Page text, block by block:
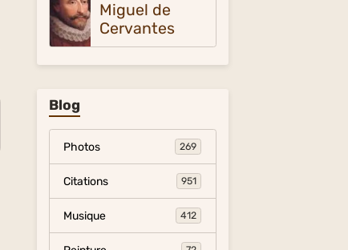
Miguel de
Cervantes
Blog
Photos 269
Citations 951
Musique 412